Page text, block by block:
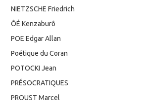
NIETZSCHE Friedrich
ÔÉ Kenzaburô
POE Edgar Allan
Poétique du Coran
POTOCKI Jean
PRÉSOCRATIQUES
PROUST Marcel